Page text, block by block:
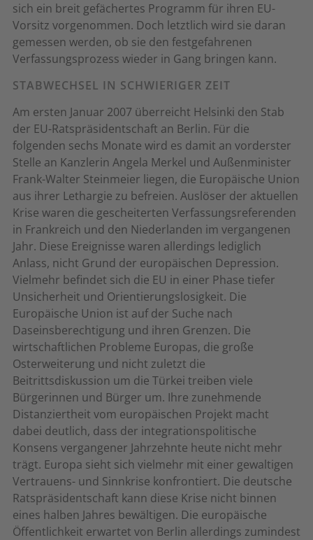
sich ein breit gefächertes Programm für ihren EU-
Vorsitz vorgenommen. Doch letztlich wird sie daran
gemessen werden, ob sie den festgefahrenen
Verfassungsprozess wieder in Gang bringen kann.
STABWECHSEL IN SCHWIERIGER ZEIT
Am ersten Januar 2007 überreicht Helsinki den Stab
der EU-Ratspräsidentschaft an Berlin. Für die
folgenden sechs Monate wird es damit an vorderster
Stelle an Kanzlerin Angela Merkel und Außenminister
Frank-Walter Steinmeier liegen, die Europäische Union
aus ihrer Lethargie zu befreien. Auslöser der aktuellen
Krise waren die gescheiterten Verfassungsreferenden
in Frankreich und den Niederlanden im vergangenen
Jahr. Diese Ereignisse waren allerdings lediglich
Anlass, nicht Grund der europäischen Depression.
Vielmehr befindet sich die EU in einer Phase tiefer
Unsicherheit und Orientierungslosigkeit. Die
Europäische Union ist auf der Suche nach
Daseinsberechtigung und ihren Grenzen. Die
wirtschaftlichen Probleme Europas, die große
Osterweiterung und nicht zuletzt die
Beitrittsdiskussion um die Türkei treiben viele
Bürgerinnen und Bürger um. Ihre zunehmende
Distanziertheit vom europäischen Projekt macht
dabei deutlich, dass der integrationspolitische
Konsens vergangener Jahrzehnte heute nicht mehr
trägt. Europa sieht sich vielmehr mit einer gewaltigen
Vertrauens- und Sinnkrise konfrontiert. Die deutsche
Ratspräsidentschaft kann diese Krise nicht binnen
eines halben Jahres bewältigen. Die europäische
Öffentlichkeit erwartet von Berlin allerdings zumindest